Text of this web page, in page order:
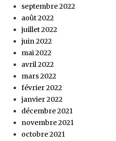
septembre 2022
août 2022
juillet 2022
juin 2022
mai 2022
avril 2022
mars 2022
février 2022
janvier 2022
décembre 2021
novembre 2021
octobre 2021